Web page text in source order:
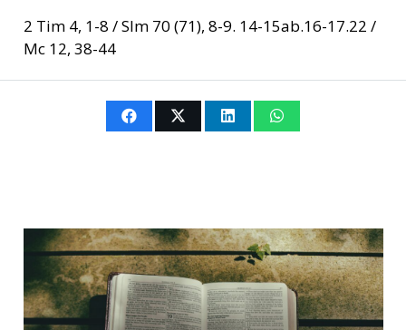
2 Tim 4, 1-8 / Slm 70 (71), 8-9. 14-15ab.16-17.22 /
Mc 12, 38-44